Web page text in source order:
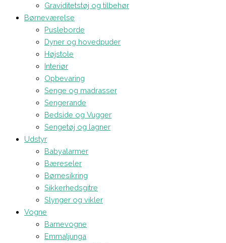
Graviditetstøj og tilbehør
Børneværelse
Pusleborde
Dyner og hovedpuder
Højstole
Interiør
Opbevaring
Senge og madrasser
Sengerande
Bedside og Vugger
Sengetøj og lagner
Udstyr
Babyalarmer
Bæreseler
Børnesikring
Sikkerhedsgitre
Slynger og vikler
Vogne
Barnevogne
Emmaljunga